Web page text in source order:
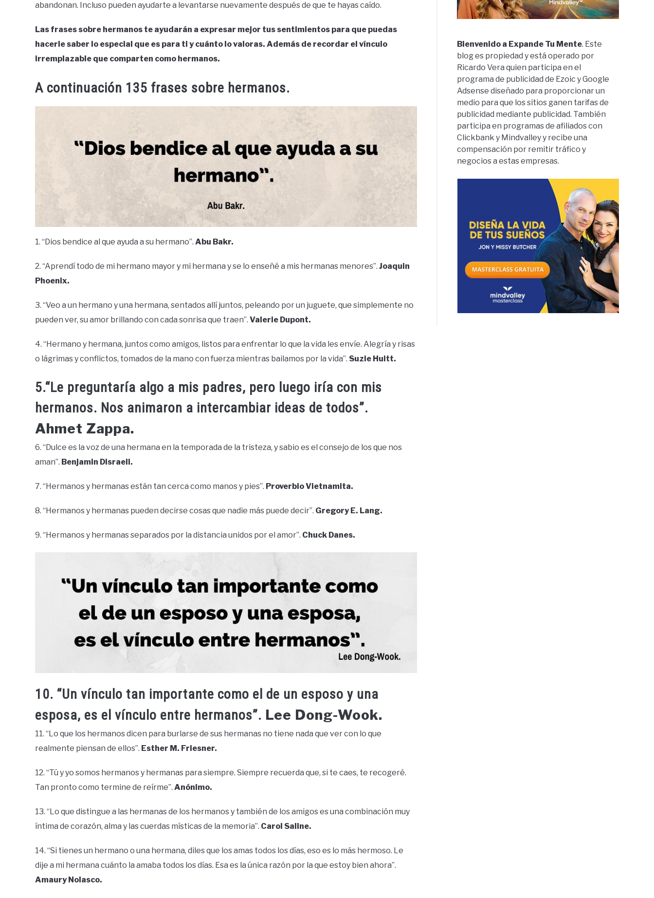
abandonan. Incluso pueden ayudarte a levantarse nuevamente después de que te hayas caído.
Las frases sobre hermanos te ayudarán a expresar mejor tus sentimientos para que puedas
hacerle saber lo especial que es para ti y cuánto lo valoras. Además de recordar el vínculo
irremplazable que comparten como hermanos.
A continuación 135 frases sobre hermanos.
1. “Dios bendice al que ayuda a su hermano”. Abu Bakr.
2. “Aprendí todo de mi hermano mayor y mi hermana y se lo enseñé a mis hermanas menores”. Joaquin
Phoenix.
3. “Veo a un hermano y una hermana, sentados allí juntos, peleando por un juguete, que simplemente no
pueden ver, su amor brillando con cada sonrisa que traen”. Valerie Dupont.
4. “Hermano y hermana, juntos como amigos, listos para enfrentar lo que la vida les envíe. Alegría y risas
o lágrimas y conflictos, tomados de la mano con fuerza mientras bailamos por la vida”. Suzie Huitt.
5.“Le preguntaría algo a mis padres, pero luego iría con mis
hermanos. Nos animaron a intercambiar ideas de todos”.
Ahmet Zappa.
6. “Dulce es la voz de una hermana en la temporada de la tristeza, y sabio es el consejo de los que nos
aman”. Benjamin Disraeli.
7. “Hermanos y hermanas están tan cerca como manos y pies”. Proverbio Vietnamita.
8. “Hermanos y hermanas pueden decirse cosas que nadie más puede decir”. Gregory E. Lang.
9. “Hermanos y hermanas separados por la distancia unidos por el amor”. Chuck Danes.
10. “Un vínculo tan importante como el de un esposo y una
esposa, es el vínculo entre hermanos”. Lee Dong-Wook.
11. “Lo que los hermanos dicen para burlarse de sus hermanas no tiene nada que ver con lo que
realmente piensan de ellos”. Esther M. Friesner.
12. “Tú y yo somos hermanos y hermanas para siempre. Siempre recuerda que, si te caes, te recogeré.
Tan pronto como termine de reírme”. Anónimo.
13. “Lo que distingue a las hermanas de los hermanos y también de los amigos es una combinación muy
íntima de corazón, alma y las cuerdas místicas de la memoria”. Carol Saline.
14. “Si tienes un hermano o una hermana, diles que los amas todos los días, eso es lo más hermoso. Le
dije a mi hermana cuánto la amaba todos los días. Esa es la única razón por la que estoy bien ahora”.
Amaury Nolasco.
Bienvenido a Expande Tu Mente. Este
blog es propiedad y está operado por
Ricardo Vera quien participa en el
programa de publicidad de Ezoic y Google
Adsense diseñado para proporcionar un
medio para que los sitios ganen tarifas de
publicidad mediante publicidad. También
participa en programas de afiliados con
Clickbank y Mindvalley y recibe una
compensación por remitir tráfico y
negocios a estas empresas.